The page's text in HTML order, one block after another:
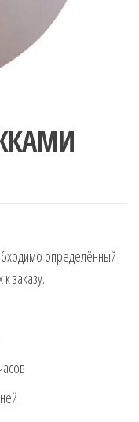
определённый
заказу.